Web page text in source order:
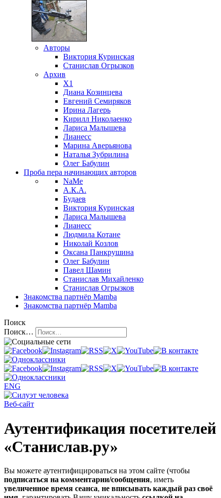
Авторы
Виктория Куринская
Станислав Огрызков
Архив
X1
Диана Козинцева
Евгений Семиряков
Ирина Лагерь
Кирилл Николаенко
Лариса Малышева
Лианесс
Марина Аверьянова
Наталья Зубрилина
Олег Бабулин
Проба пера начинающих авторов
NaMe
А.К.А.
Будаев
Виктория Куринская
Лариса Малышева
Лианесс
Людмила Котане
Николай Козлов
Оксана Панкрушина
Олег Бабулин
Павел Шамин
Станислав Михайленко
Станислав Огрызков
Знакомства партнёр Mamba
Знакомства партнёр Mamba
Поиск
Поиск…
ENG
Веб-сайт
Аутентификация посетителей
«Станислав.ру»
Вы можете аутентифицироваться на этом сайте (чтобы
подписаться на комментарии/сообщения, иметь
увеличенное время сеанса, не вписывать каждый раз своё